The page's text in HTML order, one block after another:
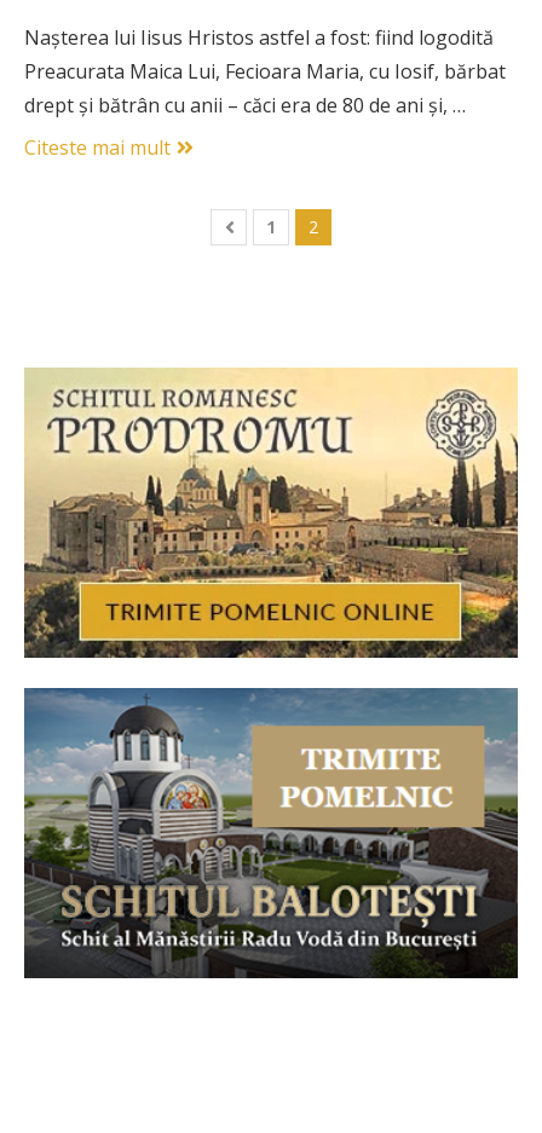
Nașterea lui Iisus Hristos astfel a fost: fiind logodită
Preacurata Maica Lui, Fecioara Maria, cu Iosif, bărbat
drept și bătrân cu anii – căci era de 80 de ani și, …
Citeste mai mult
1 2